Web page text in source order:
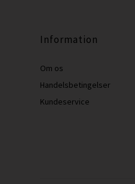
Information
Om os
Handelsbetingelser
Kundeservice